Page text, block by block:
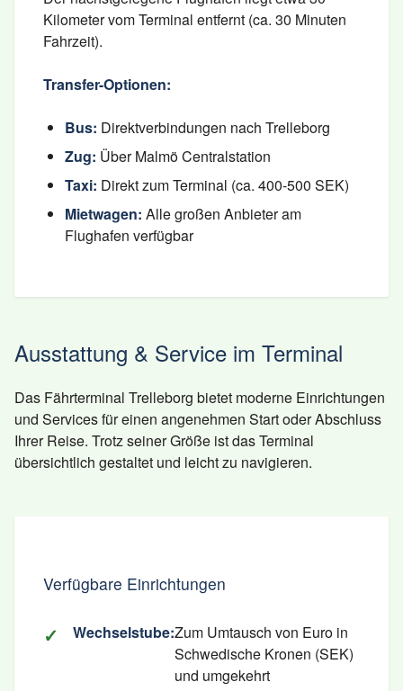
Kilometer vom Terminal entfernt (ca. 30 Minuten
Fahrzeit).
Transfer-Optionen:
Bus: Direktverbindungen nach Trelleborg
Zug: Über Malmö Centralstation
Taxi: Direkt zum Terminal (ca. 400-500 SEK)
Mietwagen: Alle großen Anbieter am
Flughafen verfügbar
Ausstattung & Service im Terminal
Das Fährterminal Trelleborg bietet moderne Einrichtungen
und Services für einen angenehmen Start oder Abschluss
Ihrer Reise. Trotz seiner Größe ist das Terminal
übersichtlich gestaltet und leicht zu navigieren.
Verfügbare Einrichtungen
Wechselstube:Zum Umtausch von Euro in
Schwedische Kronen (SEK)
und umgekehrt